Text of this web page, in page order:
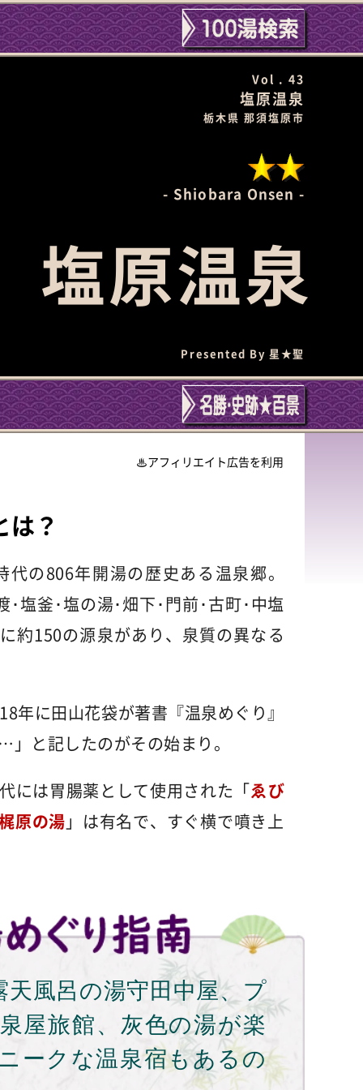
Vol . 43
塩原温泉
栃木県 那須塩原市
Shiobara Onsen
塩原温泉
Presented By星★聖
アフィリエイト広告を利用
？
の806年開湯の歴史ある温泉郷。
･塩釜･塩の湯･畑下･門前･古町･中塩
約150の源泉があり、泉質の異なる
年に田山花袋が著書『温泉めぐり』
と記したのがその始まり。
には胃腸薬として使用された「ゑび
原の湯 」は有名で、すぐ横で噴き上
風呂の湯守田中屋、プ
屋旅館、灰色の湯が楽
ークな温泉宿もあるの